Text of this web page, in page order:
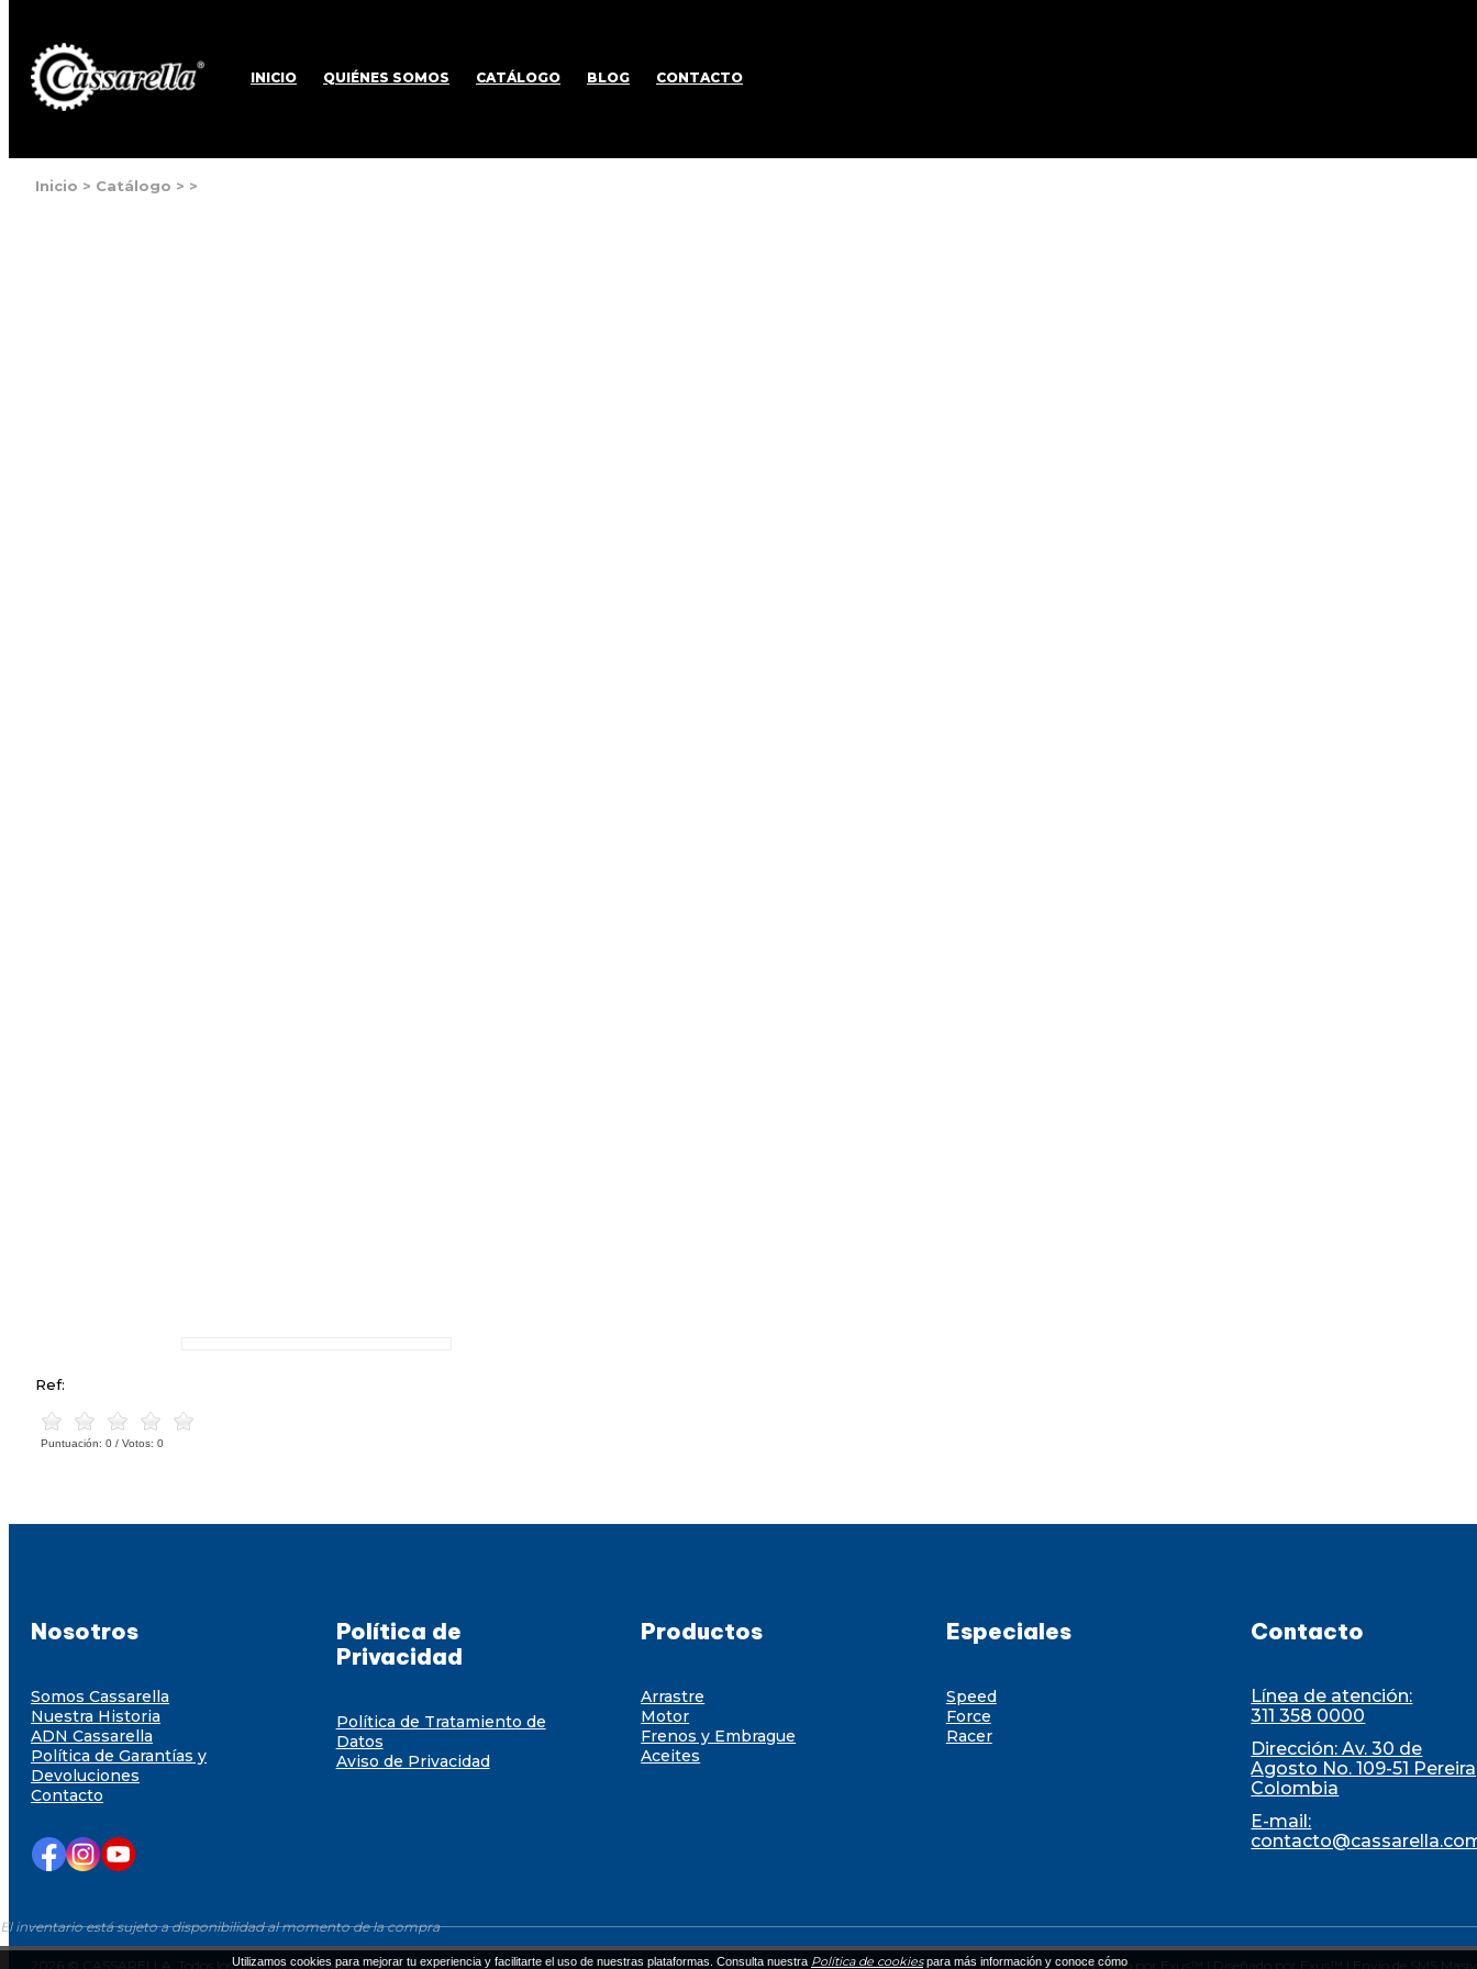
INICIO QUIÉNES SOMOS CATÁLOGO BLOG CONTACTO
Inicio > Catálogo > >
Ref:
Puntuación: 0 / Votos: 0
El inventario está sujeto a disponibilidad al momento de la compra
Nosotros
Somos Cassarella
Nuestra Historia
ADN Cassarella
Política de Garantías y
Devoluciones
Contacto
Política de
Privacidad
Política de Tratamiento de
Datos
Aviso de Privacidad
Productos
Arrastre
Motor
Frenos y Embrague
Aceites
Especiales
Speed
Force
Racer
Contacto
Línea de atención:
311 358 0000
Dirección: Av. 30 de
Agosto No. 109-51
Colombia
E-mail:
2026 © CASSARELLA. Todos los derechos resevados Diseñado por Exus™ Diseñado por Exus™ | Envío de SMS
Utilizamos cookies para mejorar tu experiencia y facilitarte el uso de nuestras plataformas. Consulta nuestra Política de cookiespara más información y conoce cómo